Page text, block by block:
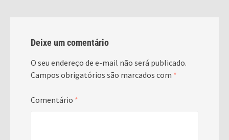
Deixe um comentário
O seu endereço de e-mail não será publicado.
Campos obrigatórios são marcados com *
Comentário *